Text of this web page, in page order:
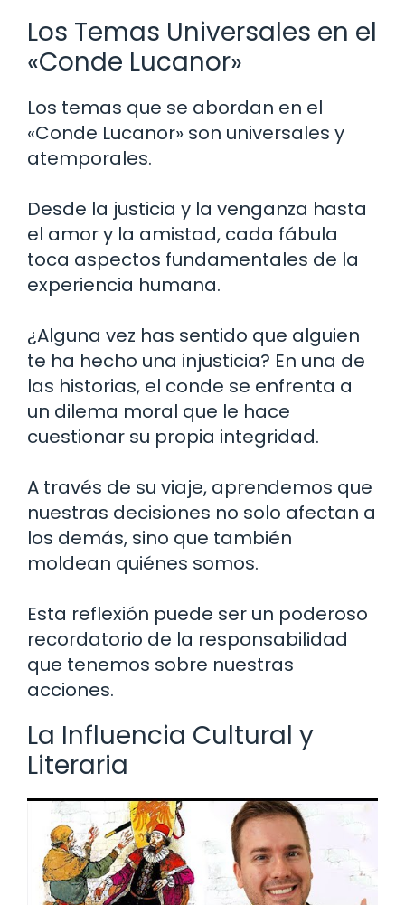
Los Temas Universales en el
«Conde Lucanor»
Los temas que se abordan en el
«Conde Lucanor» son universales y
atemporales.
Desde la justicia y la venganza hasta
el amor y la amistad, cada fábula
toca aspectos fundamentales de la
experiencia humana.
¿Alguna vez has sentido que alguien
te ha hecho una injusticia? En una de
las historias, el conde se enfrenta a
un dilema moral que le hace
cuestionar su propia integridad.
A través de su viaje, aprendemos que
nuestras decisiones no solo afectan a
los demás, sino que también
moldean quiénes somos.
Esta reflexión puede ser un poderoso
recordatorio de la responsabilidad
que tenemos sobre nuestras
acciones.
La Influencia Cultural y
Literaria